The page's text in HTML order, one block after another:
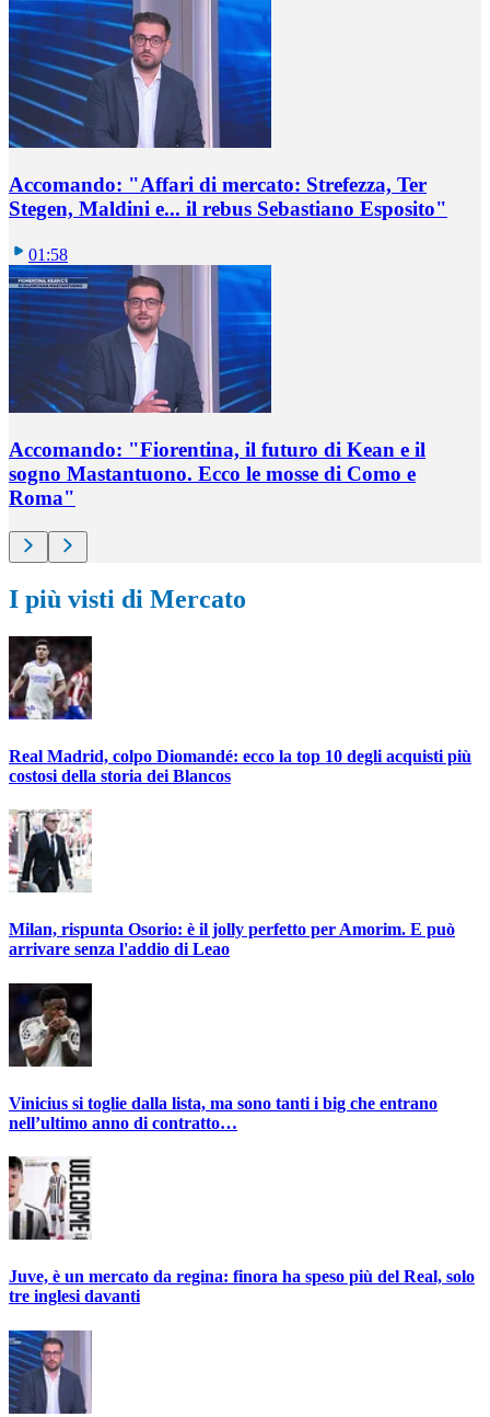
Accomando: "Affari di mercato: Strefezza, Ter
Stegen, Maldini e... il rebus Sebastiano Esposito"
01:58
Accomando: "Fiorentina, il futuro di Kean e il
sogno Mastantuono. Ecco le mosse di Como e
Roma"
I più visti di Mercato
Real Madrid, colpo Diomandé: ecco la top 10 degli acquisti più
costosi della storia dei Blancos
Milan, rispunta Osorio: è il jolly perfetto per Amorim. E può
arrivare senza l'addio di Leao
Vinicius si toglie dalla lista, ma sono tanti i big che entrano
nell’ultimo anno di contratto…
Juve, è un mercato da regina: finora ha speso più del Real, solo
tre inglesi davanti